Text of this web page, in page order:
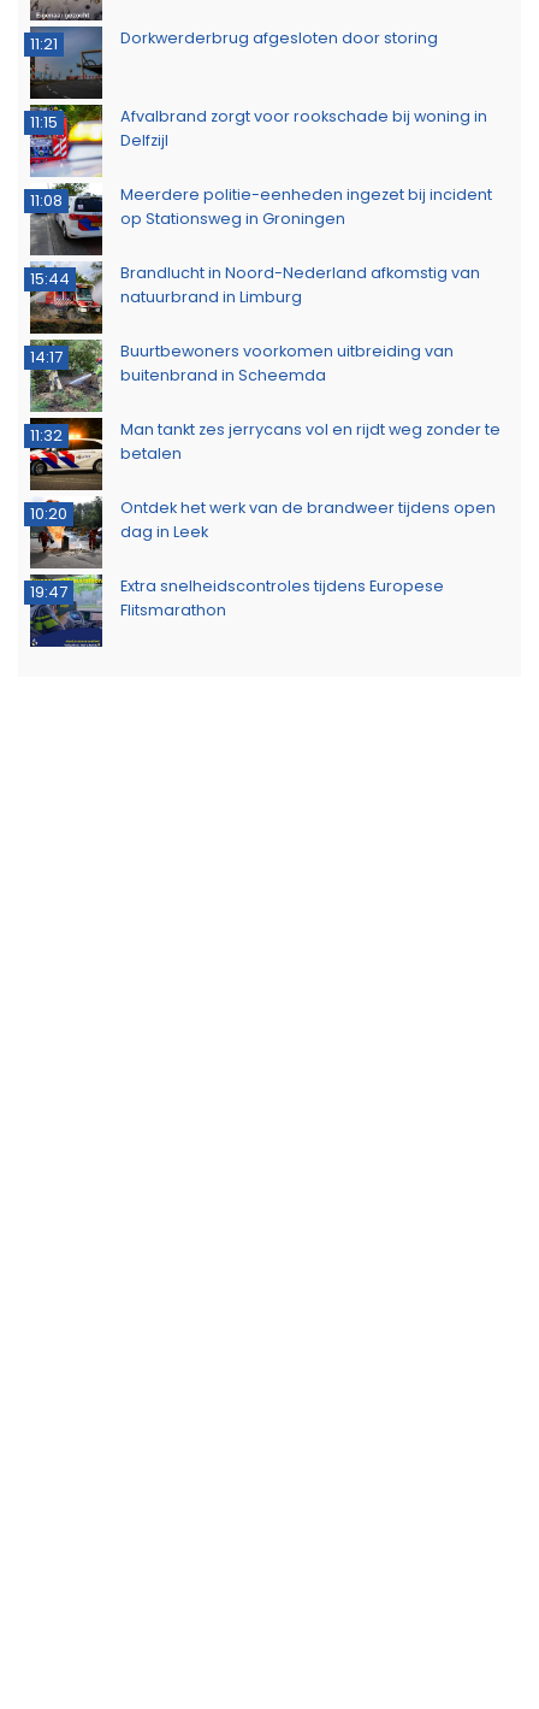
11:21 Dorkwerderbrug afgesloten door storing
11:15
Afvalbrand zorgt voor rookschade bij woning in
Delfzijl
11:08
Meerdere politie-eenheden ingezet bij incident
op Stationsweg in Groningen
15:44
Brandlucht in Noord-Nederland afkomstig van
natuurbrand in Limburg
14:17
Buurtbewoners voorkomen uitbreiding van
buitenbrand in Scheemda
11:32
Man tankt zes jerrycans vol en rijdt weg zonder te
betalen
10:20
Ontdek het werk van de brandweer tijdens open
dag in Leek
19:47
Extra snelheidscontroles tijdens Europese
Flitsmarathon